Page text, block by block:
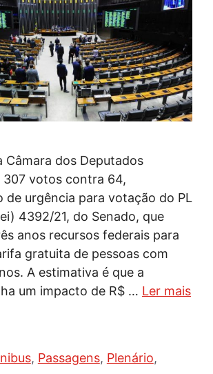
Câmara dos Deputados
307 votos contra 64,
de urgência para votação do PL
4392/21, do Senado, que
anos recursos federais para
gratuita de pessoas com
A estimativa é que a
um impacto de R$ … Ler mais
, Passagens, Plenário,